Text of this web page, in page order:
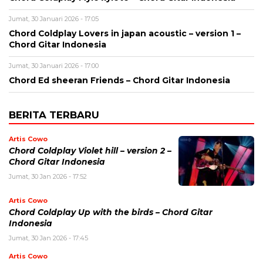
Jumat, 30 Januari 2026 - 17:05
Chord Coldplay Lovers in japan acoustic – version 1 –
Chord Gitar Indonesia
Jumat, 30 Januari 2026 - 17:00
Chord Ed sheeran Friends – Chord Gitar Indonesia
BERITA TERBARU
Artis Cowo
Chord Coldplay Violet hill – version 2 –
Chord Gitar Indonesia
Jumat, 30 Jan 2026 - 17:52
Artis Cowo
Chord Coldplay Up with the birds – Chord Gitar
Indonesia
Jumat, 30 Jan 2026 - 17:45
Artis Cowo